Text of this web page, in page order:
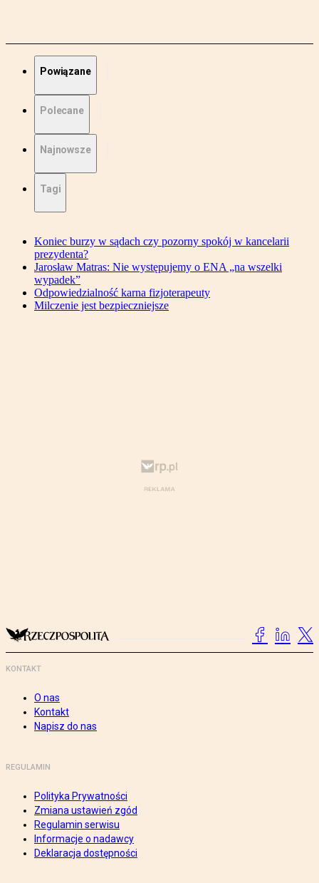
Powiązane
Polecane
Najnowsze
Tagi
Koniec burzy w sądach czy pozorny spokój w kancelarii
prezydenta?
Jarosław Matras: Nie występujemy o ENA „na wszelki
wypadek”
Odpowiedzialność karna fizjoterapeuty
Milczenie jest bezpieczniejsze
KONTAKT
O nas
Kontakt
Napisz do nas
REGULAMIN
Polityka Prywatności
Zmiana ustawień zgód
Regulamin serwisu
Informacje o nadawcy
Deklaracja dostępności